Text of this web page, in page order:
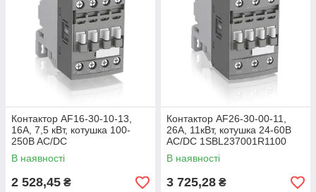
Контактор AF16-30-10-13,
16А, 7,5 кВт, котушка 100-
250B AC/DC
1SBL177001R1310
В наявності
2 528,45 ₴
Контактор AF26-30-00-11,
26А, 11кВт, котушка 24-60В
AC/DC 1SBL237001R1100
В наявності
3 725,28 ₴